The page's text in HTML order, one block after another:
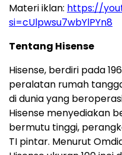
Materi iklan: https://
si=cUlpwsu7wbYlPYn8
Tentang Hisense
Hisense, berdiri pada
peralatan rumah
di dunia yang
Hisense menyediakan
bermutu tinggi,
TI pintar. Menurut